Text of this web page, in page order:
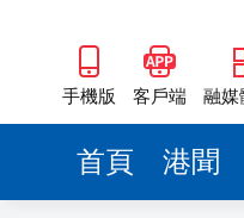
手機版 客戶端 融媒
首頁 港聞